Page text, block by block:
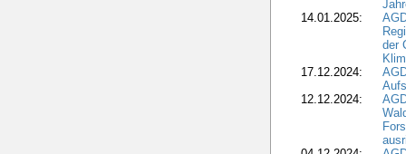
14.01.2025:
der
17.12.2024:
12.12.2024: